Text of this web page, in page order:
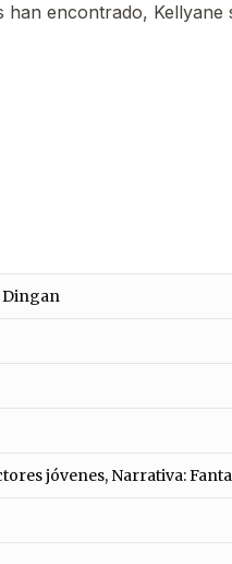
encontrado, Kellyane
Dingan
jóvenes, Narrativa: